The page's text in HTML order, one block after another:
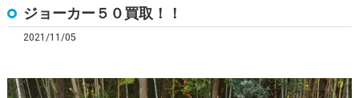
ジョーカー５０買取！！
2021/11/05